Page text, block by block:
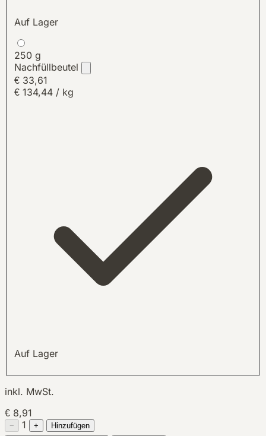
Auf Lager
250 g
Nachfüllbeutel
€ 33,61
€ 134,44 / kg
Auf Lager
inkl. MwSt.
€ 8,91
− 1 +
Hinzufügen